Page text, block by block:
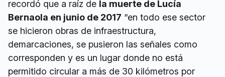
recordó que a raíz de la muerte de Lucía
Bernaola en junio de 2017 “en todo ese sector
se hicieron obras de infraestructura,
demarcaciones, se pusieron las señales como
corresponden y es un lugar donde no está
permitido circular a más de 30 kilómetros por